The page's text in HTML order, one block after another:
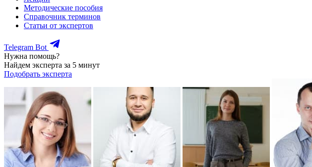
Методические пособия
Справочник терминов
Статьи от экспертов
Telegram Bot
Нужна помощь?
Найдем эксперта за 5 минут
Подобрать эксперта